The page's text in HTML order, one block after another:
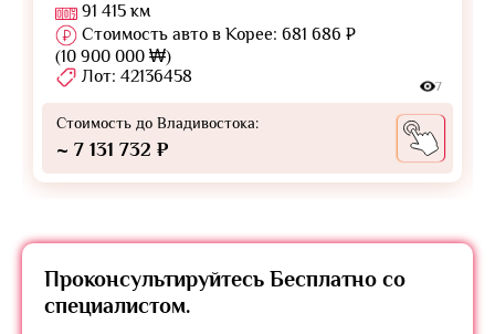
91 415 км
Стоимость авто в Корее: 681 686 ₽
(10 900 000 ₩)
Лот: 42136458
7
Стоимость до Владивостока:
~ 7 131 732 ₽
Проконсультируйтесь Бесплатно со
специалистом.